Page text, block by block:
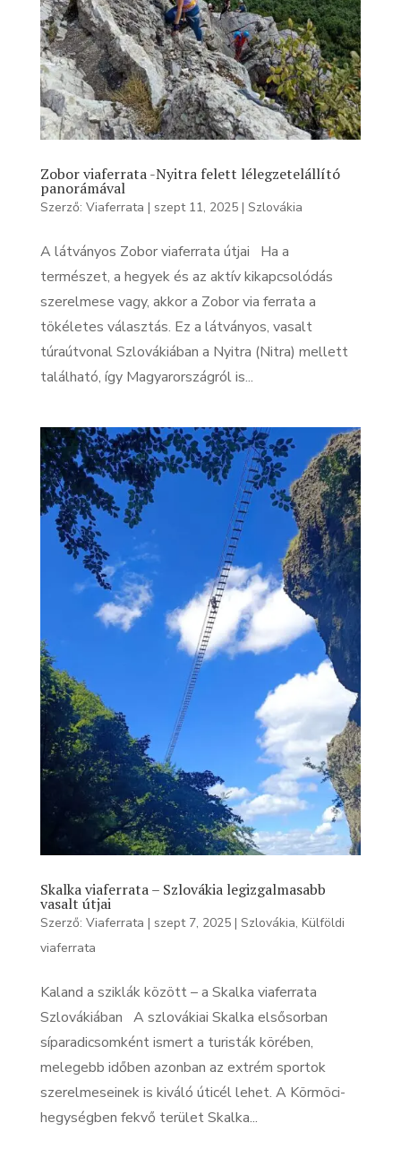
Zobor viaferrata -Nyitra felett lélegzetelállító
panorámával
Szerző: Viaferrata | szept 11, 2025| Szlovákia
A látványos Zobor viaferrata útjai Ha a
természet, a hegyek és az aktív kikapcsolódás
szerelmese vagy, akkor a Zobor via ferrata a
tökéletes választás. Ez a látványos, vasalt
túraútvonal Szlovákiában a Nyitra (Nitra) mellett
található, így Magyarországról is...
Skalka viaferrata – Szlovákia legizgalmasabb
vasalt útjai
Szerző: Viaferrata | szept 7, 2025| Szlovákia, Külföldi
viaferrata
Kaland a sziklák között – a Skalka viaferrata
Szlovákiában A szlovákiai Skalka elsősorban
síparadicsomként ismert a turisták körében,
melegebb időben azonban az extrém sportok
szerelmeseinek is kiváló úticél lehet. A Körmöci-
hegységben fekvő terület Skalka...